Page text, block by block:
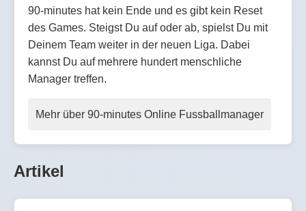
90-minutes hat kein Ende und es gibt kein Reset
des Games. Steigst Du auf oder ab, spielst Du mit
Deinem Team weiter in der neuen Liga. Dabei
kannst Du auf mehrere hundert menschliche
Manager treffen.
Mehr über 90-minutes Online Fussballmanager
Artikel